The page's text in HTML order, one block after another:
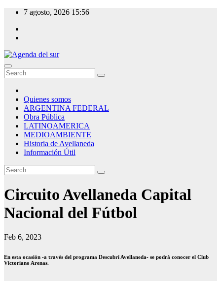
Skip
content
7 agosto, 2026 15:56
Agenda del sur
Quienes somos
ARGENTINA FEDERAL
Obra Pública
LATINOAMERICA
MEDIOAMBIENTE
Historia de Avellaneda
Información Útil
Circuito Avellaneda Capital
Nacional del Fútbol
Feb 6, 2023
En esta ocasión -a través del programa Descubrí Avellaneda- se podrá conocer el Club
Victoriano Arenas.